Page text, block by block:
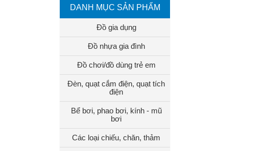
DANH MỤC SẢN PHẨM
Đồ gia dụng
Đồ nhựa gia đình
Đồ chơi/đồ dùng trẻ em
Đèn, quạt cắm điện, quạt tích
điện
Bể bơi, phao bơi, kính - mũ
bơi
Các loại chiếu, chăn, thảm